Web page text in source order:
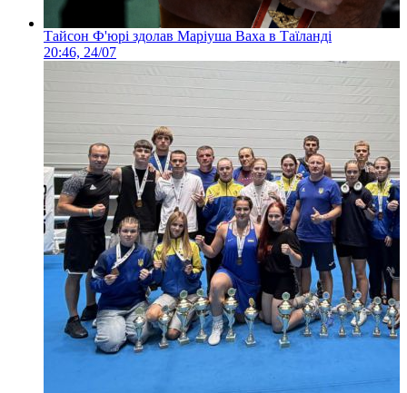
Тайсон Ф'юрі здолав Маріуша Ваха в Таїланді
20:46, 24/07